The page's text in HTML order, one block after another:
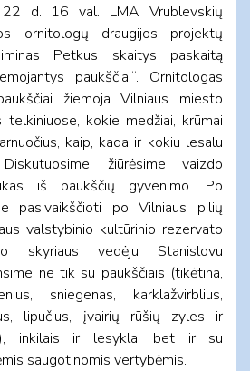
d. 16 val. LMA Vrublevskių
ornitologų draugijos projektų
Petkus skaitys paskaitą
paukščiai“. Ornitologas
žiemoja Vilniaus miesto
telkiniuose, kokie medžiai, krūmai
kaip, kada ir kokiu lesalu
žiūrėsime vaizdo
iš paukščių gyvenimo. Po
pasivaikščioti po Vilniaus pilių
valstybinio kultūrinio rezervato
skyriaus vedėju Stanislovu
ne tik su paukščiais (tikėtina,
sniegenas, karklažvirblius,
lipučius, įvairių rūšių zyles ir
inkilais ir lesykla, bet ir su
saugotinomis vertybėmis.